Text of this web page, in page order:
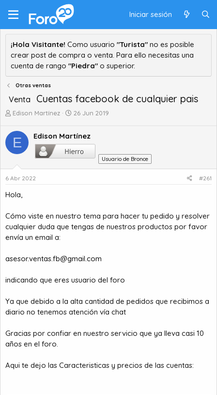
Iniciar sesión
¡Hola Visitante! Como usuario "Turista" no es posible
crear post de compra o venta. Para ello necesitas una
cuenta de rango "Piedra" o superior.
Otras ventas
Venta Cuentas facebook de cualquier pais
A
t
o
r
e
t
m
Edison Martínez
F
h
a
d
e
i
26 Jun 2019
E Edison Martínez
Usuario de Bronce
6 Abr 2022 #261
Hola,
Cómo viste en nuestro tema para hacer tu pedido y resolver
cualquier duda que tengas de nuestros productos por favor
envía un email a:
asesor.ventas.fb@gmail.com
indicando que eres usuario del foro
Ya que debido a la alta cantidad de pedidos que recibimos a
diario no tenemos atención vía chat
Gracias por confiar en nuestro servicio que ya lleva casi 10
años en el foro.
Aqui te dejo las Caracteristicas y precios de las cuentas: